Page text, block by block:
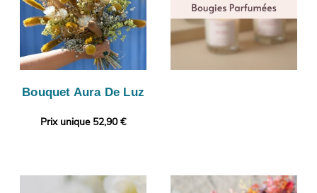
Bouquet Aura De Luz
Prix unique 52,90 €